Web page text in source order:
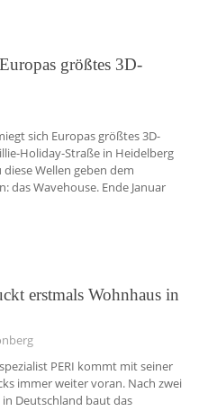
größtes 3D-
sich Europas größtes 3D-
Holiday-Straße in Heidelberg
Wellen geben dem
das Wavehouse. Ende Januar
erstmals Wohnhaus in
PERI kommt mit seiner
immer weiter voran. Nach zwei
Deutschland baut das